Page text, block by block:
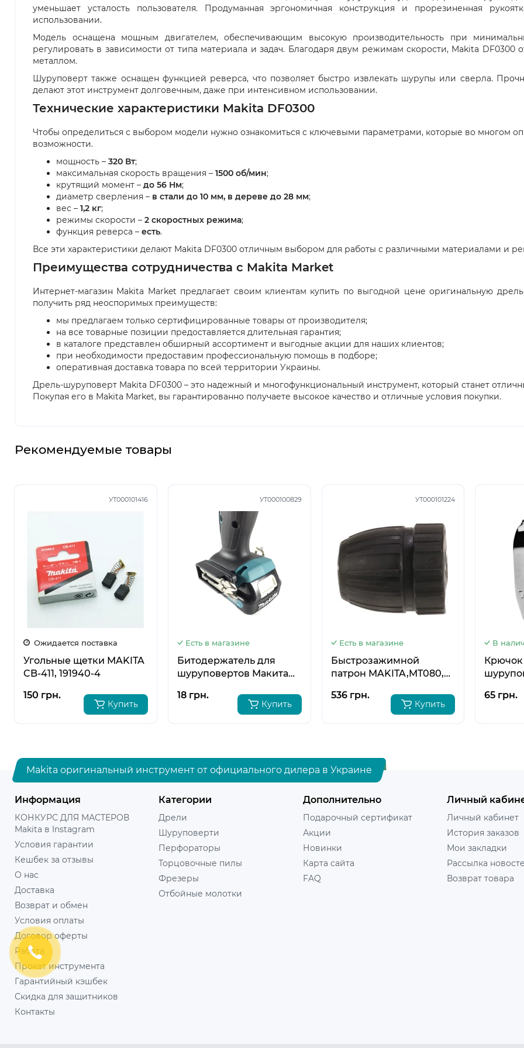
уменьшает усталость пользователя. Продуманная эргономичная конструкция и прорезиненная
использовании.
Модель оснащена мощным двигателем, обеспечивающим высокую производительность при
регулировать в зависимости от типа материала и задач. Благодаря двум режимам скорости, Makita DF0300
металлом.
Шуруповерт также оснащен функцией реверса, что позволяет быстро извлекать шурупы или сверла.
делают этот инструмент долговечным, даже при интенсивном использовании.
Технические характеристики Makita DF0300
Чтобы определиться с выбором модели нужно ознакомиться с ключевыми параметрами, которые во многом
возможности.
мощность – 320 Вт;
максимальная скорость вращения – 1500 об/мин;
крутящий момент – до 56 Нм;
диаметр сверления – в стали до 10 мм, в дереве до 28 мм;
вес – 1,2 кг;
режимы скорости – 2 скоростных режима;
функция реверса – есть.
Все эти характеристики делают Makita DF0300 отличным выбором для работы с различными материалами и
Преимущества сотрудничества с Makita Market
Интернет-магазин Makita Market предлагает своим клиентам купить по выгодной цене оригинальную
получить ряд неоспоримых преимуществ:
мы предлагаем только сертифицированные товары от производителя;
на все товарные позиции предоставляется длительная гарантия;
в каталоге представлен обширный ассортимент и выгодные акции для наших клиентов;
при необходимости предоставим профессиональную помощь в подборе;
оперативная доставка товара по всей территории Украины.
Дрель-шуруповерт Makita DF0300 – это надежный и многофункциональный инструмент, который станет
Покупая его в Makita Market, вы гарантированно получаете высокое качество и отличные условия покупки.
Рекомендуемые товары
УТ000101416
Ожидается поставка
Угольные щетки MAKITA
CB-411, 191940-4
150 грн.
Купить
УТ000100829
Есть в магазине
Битодержатель для
шуруповертов Макита
DDF448, DDF451, DDF453,
DF457, DDF454, DDF458,
18 грн.
Купить
УТ000101224
Есть в магазине
Быстрозажимной
патрон MAKITA,MT080,
536 грн.
Купить
В
Крючок
65 грн.
Makita оригинальный инструмент от официального дилера в Украине
Информация
КОНКУРС ДЛЯ МАСТЕРОВ
Makita в Instagram
Условия гарантии
Кешбек за отзывы
О нас
Доставка
Возврат и обмен
Условия оплаты
Договор оферты
Работа
Прокат инструмента
Гарантийный кэшбек
Скидка для защитников
Контакты
Категории
Дрели
Шуруповерти
Перфораторы
Торцовочные пилы
Фрезеры
Отбойные молотки
Дополнительно
Подарочный сертификат
Акции
Новинки
Карта сайта
FAQ
Личный
Личный кабинет
История заказов
Мои закладки
Рассылка
Возврат товара